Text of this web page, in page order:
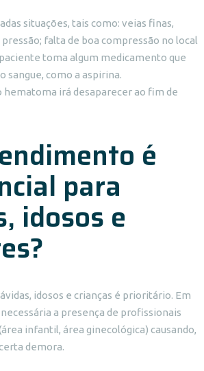
situações, tais como: veias finas,
falta de boa compressão no local
toma algum medicamento que
sangue, como a aspirina.
hematoma irá desaparecer ao fim de
é
para
idosos e
idosos e crianças é prioritário. Em
a presença de profissionais
infantil, área ginecológica) causando,
demora.